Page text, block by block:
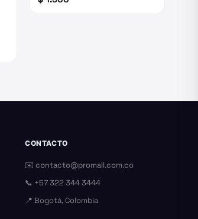
CONTACTO
✉️contacto@promall.com.co
📞 +57 322 344 3444
📍 Bogotá, Colombia